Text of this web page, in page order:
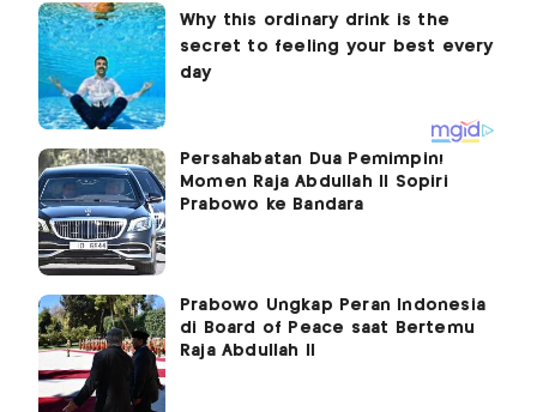
Persahabatan Dua Pemimpin!
Momen Raja Abdullah II Sopiri
Prabowo ke Bandara
Prabowo Ungkap Peran Indonesia
di Board of Peace saat Bertemu
Raja Abdullah II